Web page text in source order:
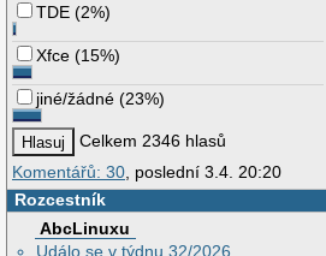
TDE (2%)
Xfce (15%)
jiné/žádné (23%)
Celkem 2346 hlasů
Komentářů: 30 , poslední 3.4. 20:20
Rozcestník
AbcLinuxu
Událo se v týdnu 32/2026